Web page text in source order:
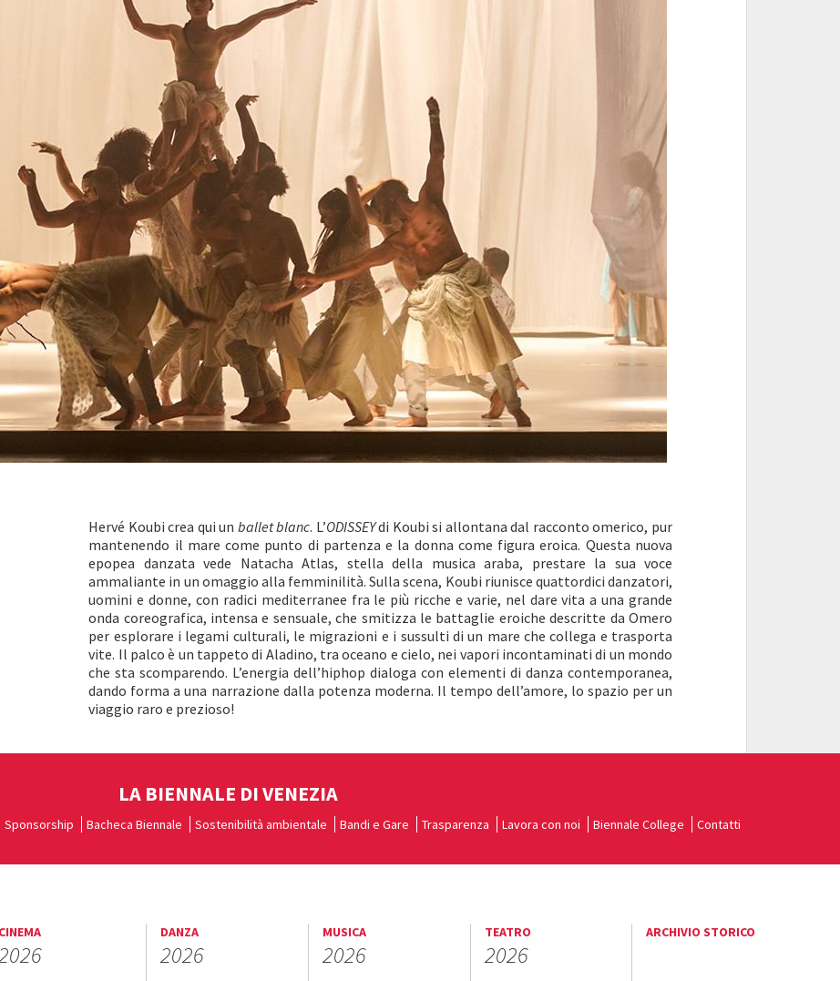
Hervé Koubi crea qui un ballet blanc. L’ODISSEYdi Koubi si allontana dal racconto omerico, pur
mantenendo il mare come punto di partenza e la donna come figura eroica. Questa nuova
epopea danzata vede Natacha Atlas, stella della musica araba, prestare la sua voce
ammaliante in un omaggio alla femminilità. Sulla scena, Koubi riunisce quattordici danzatori,
uomini e donne, con radici mediterranee fra le più ricche e varie, nel dare vita a una grande
onda coreografica, intensa e sensuale, che smitizza le battaglie eroiche descritte da Omero
per esplorare i legami culturali, le migrazioni e i sussulti di un mare che collega e trasporta
vite. Il palco è un tappeto di Aladino, tra oceano e cielo, nei vapori incontaminati di un mondo
che sta scomparendo. L’energia dell’hiphop dialoga con elementi di danza contemporanea,
dando forma a una narrazione dalla potenza moderna. Il tempo dell’amore, lo spazio per un
viaggio raro e prezioso!
LA BIENNALE DI VENEZIA
Sponsorship Bacheca Biennale Sostenibilità ambientale Bandi e Gare Trasparenza Lavora con noi Biennale College Contatti
CINEMA DANZA
2026
MUSICA
2026
TEATRO
2026
ARCHIVIO STORICO